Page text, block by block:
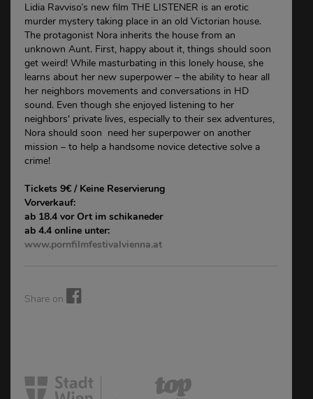
Lidia Ravviso’s new film THE LISTENER is an erotic
murder mystery taking place in an old Victorian house.
The protagonist Nora inherits the house from an
unknown Aunt. First, happy about it, things should soon
get weird! While masturbating in this lonely house, she
learns about her new superpower – the ability to hear all
her neighbors movements and conversations in HD
sound. Even though she enjoyed listening to her
neighbors' private lives, especially to their sex adventures,
Nora should soon need her superpower on another
mission – to help a handsome novice detective solve a
crime!
Tickets 9€ / Keine Reservierung
Vorverkauf:
ab 18.4 vor Ort im schikaneder
ab 4.4 online unter:
www.pornfilmfestivalvienna.at
Share on